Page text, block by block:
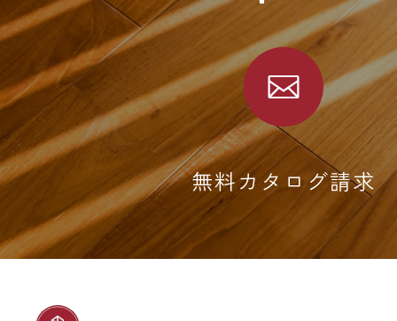
無料カタログ請求